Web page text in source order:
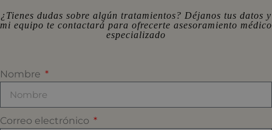
¿Tienes dudas sobre algún tratamientos? Déjanos tus datos y
mi equipo te contactará para ofrecerte asesoramiento médico
especializado
Nombre
Correo electrónico